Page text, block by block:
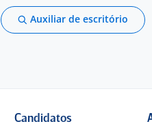
Auxiliar de escritório
Candidatos